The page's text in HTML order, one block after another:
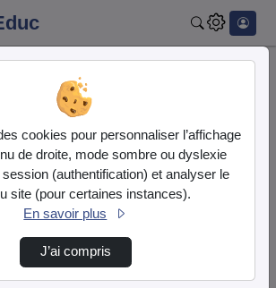
trouvées
cookies pour personnaliser l’affichage
de droite, mode sombre ou dyslexie
(authentification) et analyser le
site (pour certaines instances).
En savoir plus
J’ai compris